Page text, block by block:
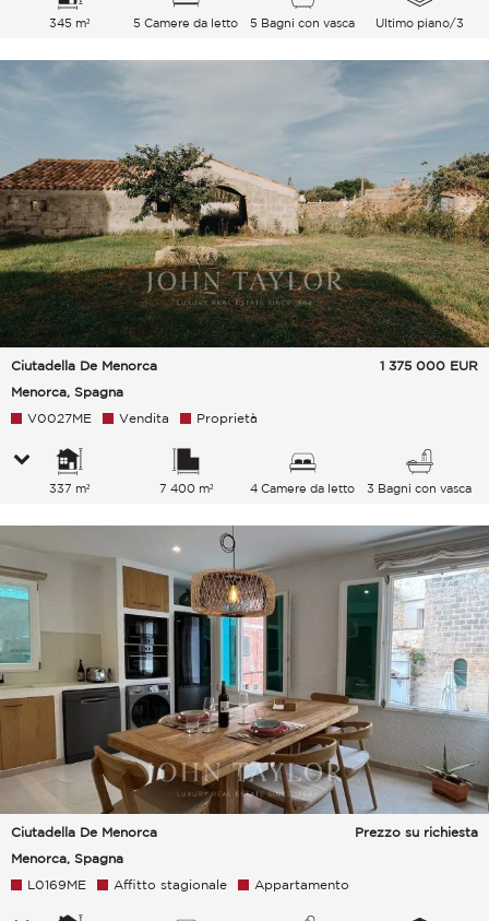
345 m² 5 Camere da letto 5 Bagni con vasca Ultimo piano/3
Ciutadella De Menorca
Menorca, Spagna
1 375 000 EUR
V0027ME Vendita Proprietà
337 m² 7 400 m² 4 Camere da letto 3 Bagni con vasca
Ciutadella De Menorca
Menorca, Spagna
Prezzo su richiesta
L0169ME Affitto stagionale Appartamento